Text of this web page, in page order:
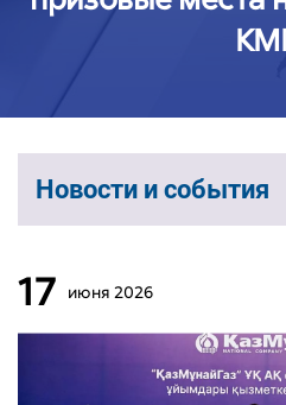
Новости и события
17 июня 2026